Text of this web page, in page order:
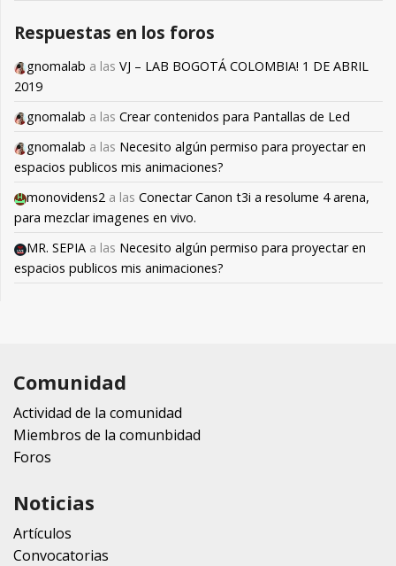
Respuestas en los foros
gnomalab a las VJ – LAB BOGOTÁ COLOMBIA! 1 DE ABRIL
2019
gnomalab a las Crear contenidos para Pantallas de Led
gnomalab a las Necesito algún permiso para proyectar en
espacios publicos mis animaciones?
monovidens2 a las Conectar Canon t3i a resolume 4 arena,
para mezclar imagenes en vivo.
MR. SEPIA a las Necesito algún permiso para proyectar en
espacios publicos mis animaciones?
Comunidad
Actividad de la comunidad
Miembros de la comunbidad
Foros
Noticias
Artículos
Convocatorias